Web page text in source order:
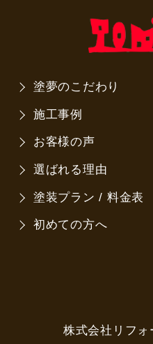
塗夢のこだわり
施工事例
お客様の声
選ばれる理由
塗装プラン / 料金表
初めての方へ
株式会社リフ